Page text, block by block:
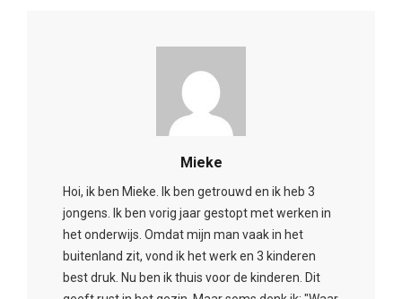
Mieke
Hoi, ik ben Mieke. Ik ben getrouwd en ik heb 3
jongens. Ik ben vorig jaar gestopt met werken in
het onderwijs. Omdat mijn man vaak in het
buitenland zit, vond ik het werk en 3 kinderen
best druk. Nu ben ik thuis voor de kinderen. Dit